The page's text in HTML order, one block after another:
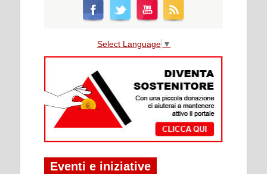
Select Language ▼
Eventi e iniziative